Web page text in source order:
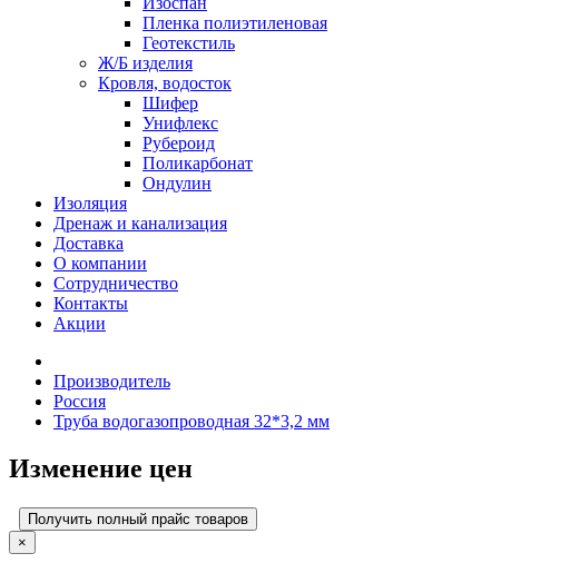
Пленка полиэтиленовая
Геотекстиль
Ж/Б изделия
Кровля, водосток
Шифер
Унифлекс
Рубероид
Поликарбонат
Ондулин
Изоляция
Дренаж и канализация
Доставка
О компании
Cотрудничество
Контакты
Акции
Производитель
Россия
Труба водогазопроводная 32*3,2 мм
Изменение цен
Получить полный прайс товаров
×